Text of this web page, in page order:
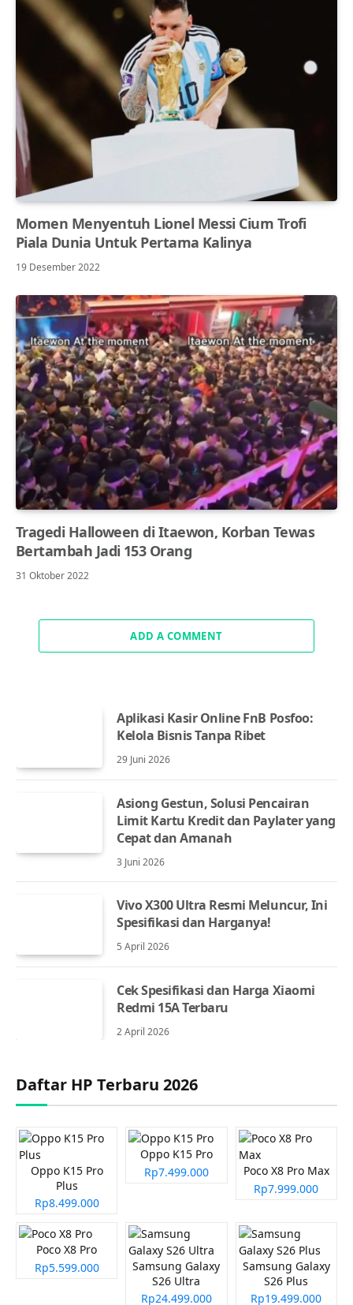
Momen Menyentuh Lionel Messi Cium Trofi
Piala Dunia Untuk Pertama Kalinya
19 Desember 2022
Tragedi Halloween di Itaewon, Korban Tewas
Bertambah Jadi 153 Orang
31 Oktober 2022
ADD A COMMENT
Aplikasi Kasir Online FnB Posfoo:
Kelola Bisnis Tanpa Ribet
29 Juni 2026
Asiong Gestun, Solusi Pencairan
Limit Kartu Kredit dan Paylater yang
Cepat dan Amanah
3 Juni 2026
Vivo X300 Ultra Resmi Meluncur, Ini
Spesifikasi dan Harganya!
5 April 2026
Cek Spesifikasi dan Harga Xiaomi
Redmi 15A Terbaru
2 April 2026
Daftar HP Terbaru 2026
Oppo K15 Pro
Plus
Rp8.499.000
Oppo K15 Pro
Rp7.499.000
Poco X8 Pro Max
Rp7.999.000
Poco X8 Pro
Rp5.599.000
Samsung Galaxy
S26 Ultra
Rp24.499.000
Samsung Galaxy
S26 Plus
Rp19.499.000